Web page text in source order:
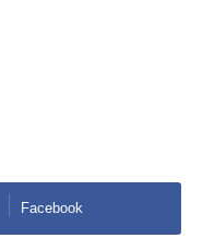
Facebook